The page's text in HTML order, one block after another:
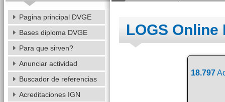
LOGS Online
18.797
Pagina principal DVGE
Bases diploma DVGE
Para que sirven?
Anunciar actividad
Buscador de referencias
Acreditaciones IGN